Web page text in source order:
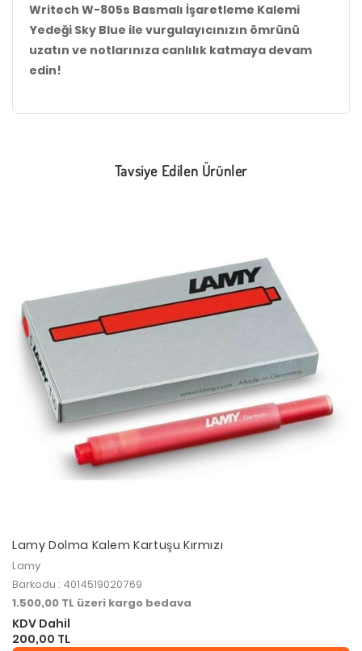
Writech W-805s Basmalı İşaretleme Kalemi
Yedeği Sky Blue ile vurgulayıcınızın ömrünü
uzatın ve notlarınıza canlılık katmaya devam
edin!
Tavsiye Edilen Ürünler
Lamy Dolma Kalem Kartuşu Kırmızı
Lamy
Barkodu : 4014519020769
1.500,00 TL üzeri kargo bedava
KDV Dahil
200,00 TL